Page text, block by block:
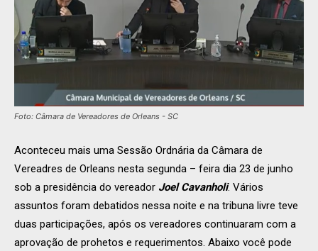
Foto: Câmara de Vereadores de Orleans - SC
Aconteceu mais uma Sessão Ordnária da Câmara de
Vereadres de Orleans nesta segunda – feira dia 23 de junho
sob a presidência do vereador Joel Cavanholi. Vários
assuntos foram debatidos nessa noite e na tribuna livre teve
duas participações, após os vereadores continuaram com a
aprovação de prohetos e requerimentos. Abaixo você pode